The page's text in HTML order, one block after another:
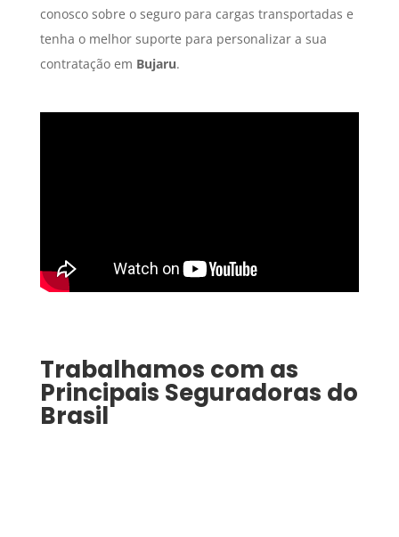
conosco sobre o seguro para cargas transportadas e
tenha o melhor suporte para personalizar a sua
contratação em Bujaru.
Trabalhamos com as
Principais Seguradoras do
Brasil